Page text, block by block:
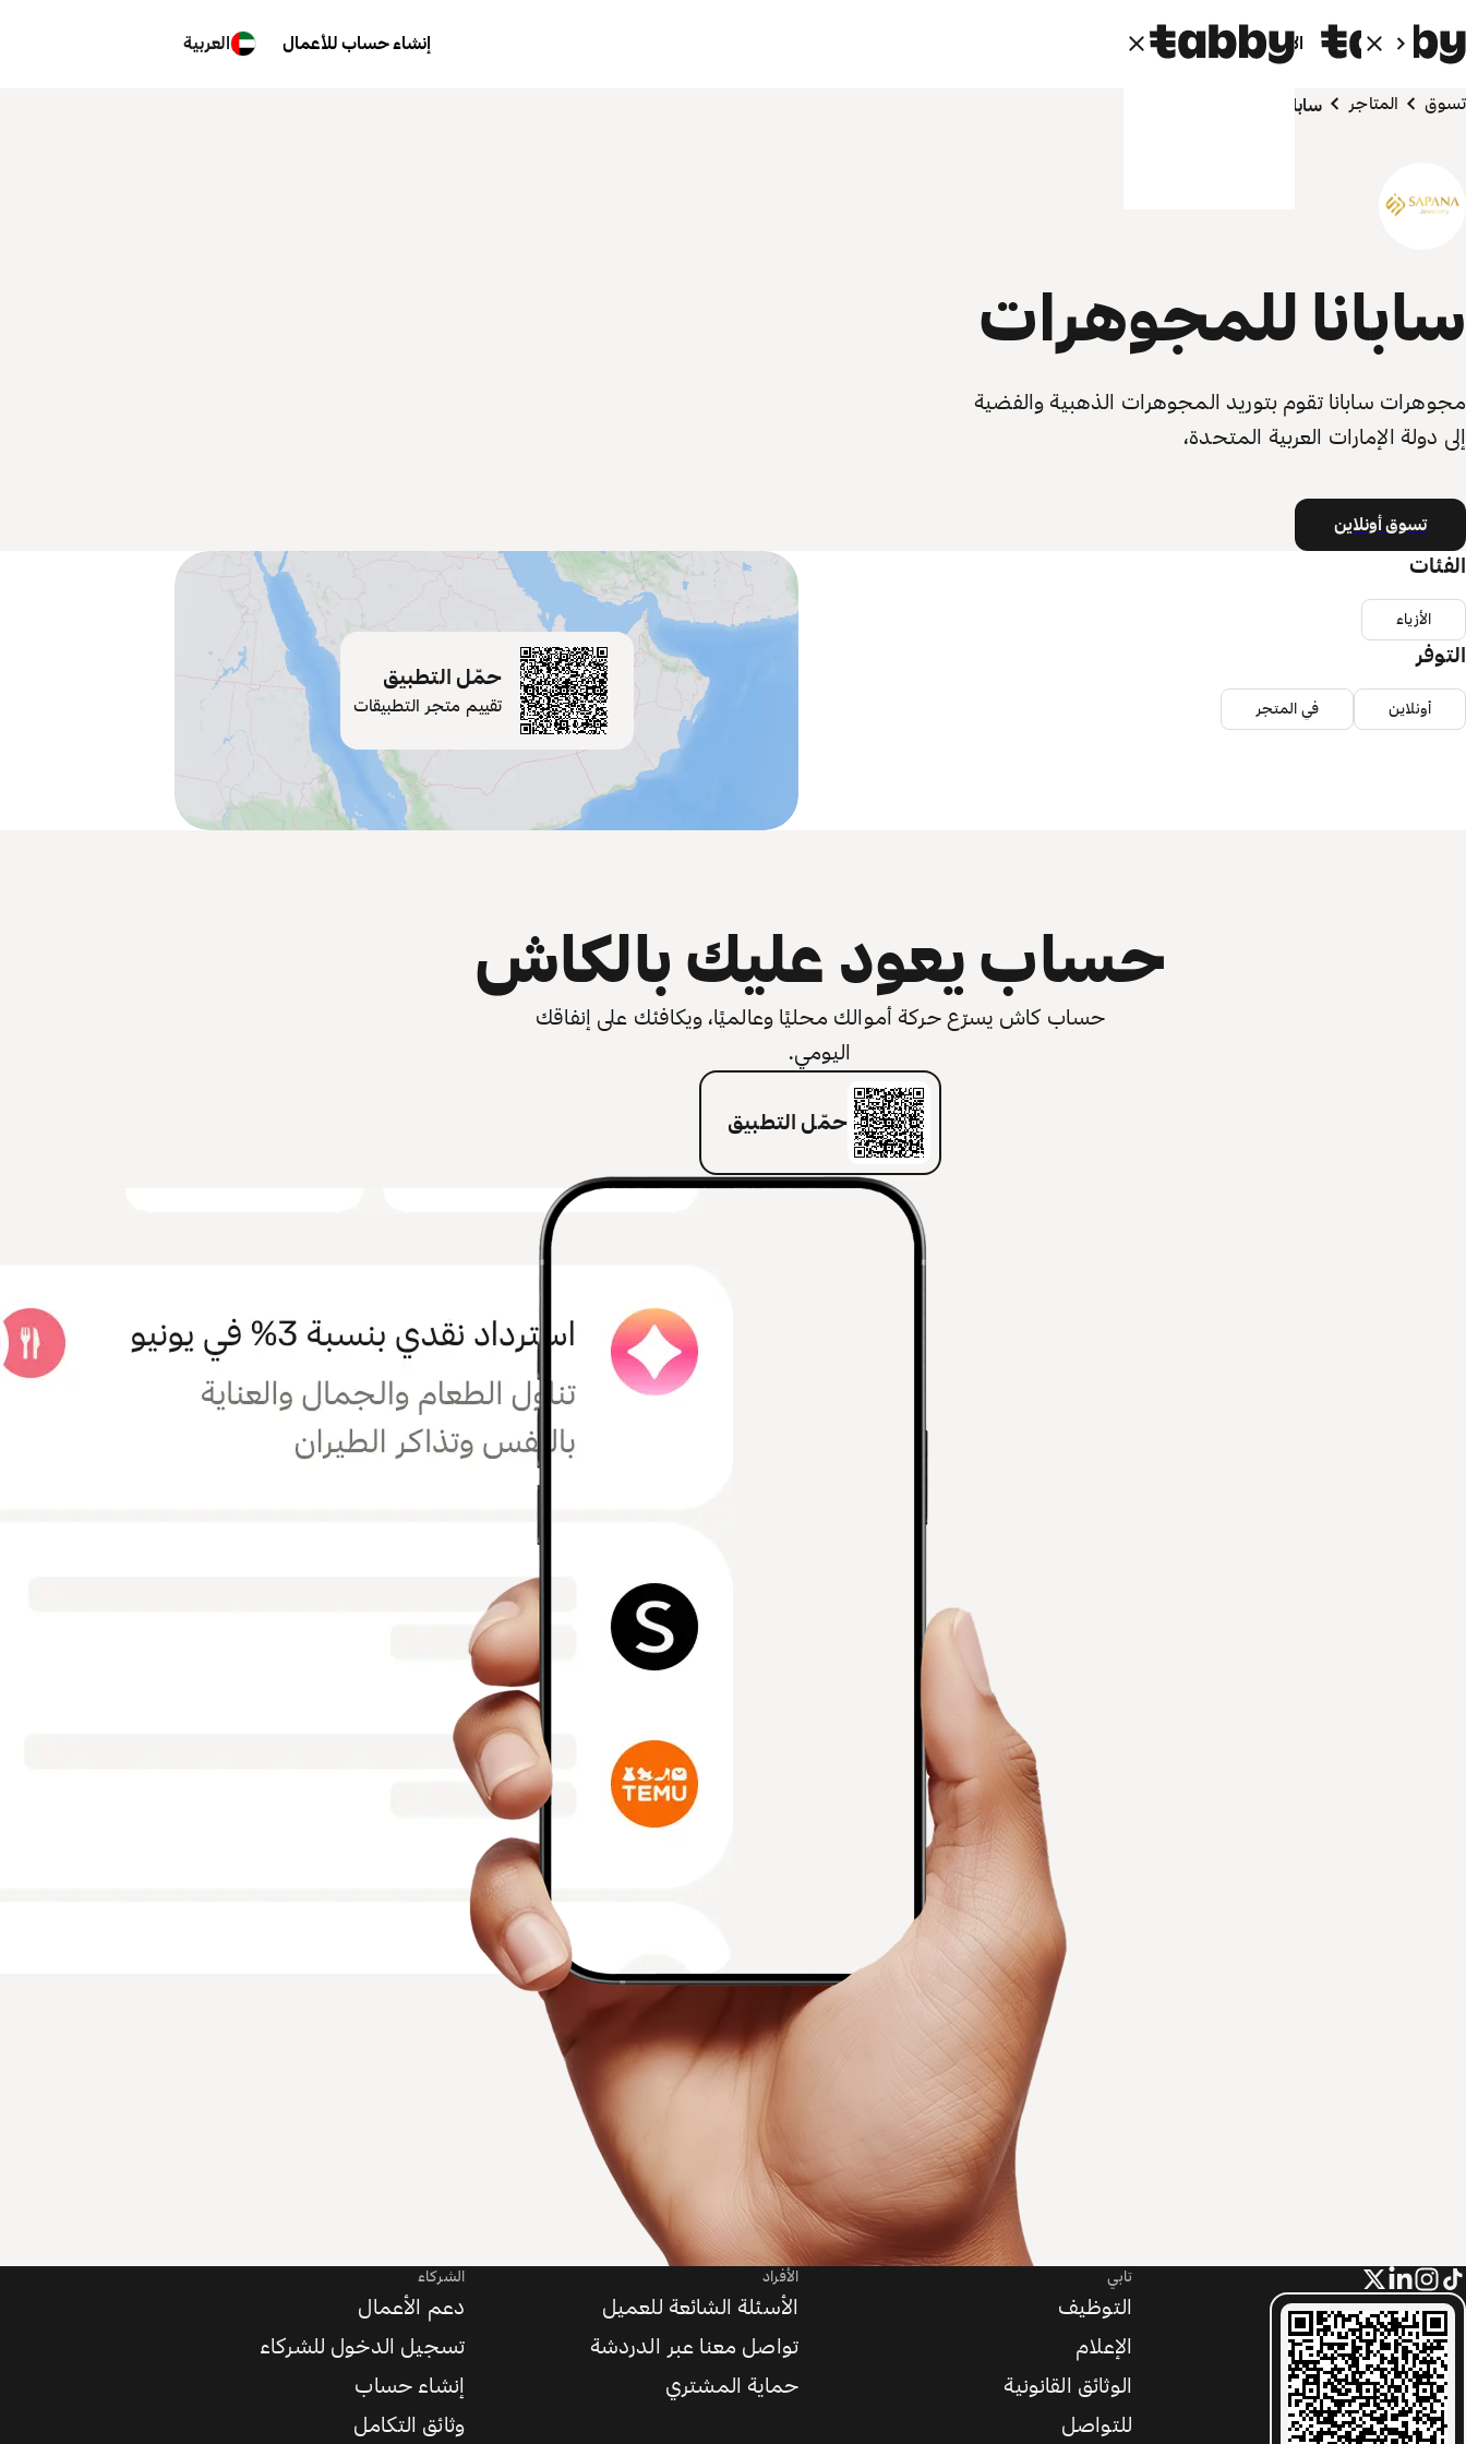
الأفراد الشركاء إنشاء حساب للأعمال العربية
تسوق المتاجر سابانا للمجوهرات
سابانا للمجوهرات
مجوهرات سابانا تقوم بتوريد المجوهرات الذهبية والفضية
إلى دولة الإمارات العربية المتحدة،
تسوق أونلاين
حمّل التطبيق
تقييم متجر التطبيقات
الفئات
الأزياء
التوفر
أونلاين في المتجر
حساب يعود عليك بالكاش
حساب كاش يسرّع حركة أموالك محليًا وعالميًا، ويكافئك على إنفاقك
اليومي.
حمّل التطبيق
تابي
التوظيف
الإعلام
الوثائق القانونية
للتواصل
الأفراد
الأسئلة الشائعة للعميل
تواصل معنا عبر الدردشة
حماية المشتري
الشركاء
دعم الأعمال
تسجيل الدخول للشركاء
إنشاء حساب
وثائق التكامل